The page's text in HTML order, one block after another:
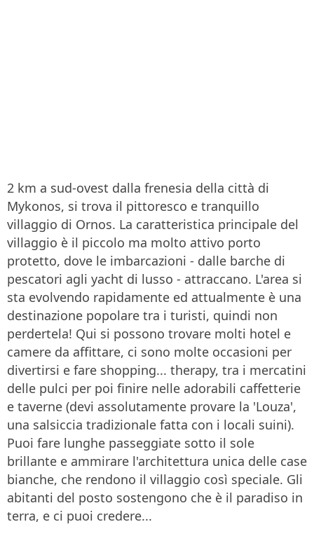
2 km a sud-ovest dalla frenesia della città di
Mykonos, si trova il pittoresco e tranquillo
villaggio di Ornos. La caratteristica principale del
villaggio è il piccolo ma molto attivo porto
protetto, dove le imbarcazioni - dalle barche di
pescatori agli yacht di lusso - attraccano. L'area si
sta evolvendo rapidamente ed attualmente è una
destinazione popolare tra i turisti, quindi non
perdertela! Qui si possono trovare molti hotel e
camere da affittare, ci sono molte occasioni per
divertirsi e fare shopping... therapy, tra i mercatini
delle pulci per poi finire nelle adorabili caffetterie
e taverne (devi assolutamente provare la 'Louza',
una salsiccia tradizionale fatta con i locali suini).
Puoi fare lunghe passeggiate sotto il sole
brillante e ammirare l'architettura unica delle case
bianche, che rendono il villaggio così speciale. Gli
abitanti del posto sostengono che è il paradiso in
terra, e ci puoi credere...